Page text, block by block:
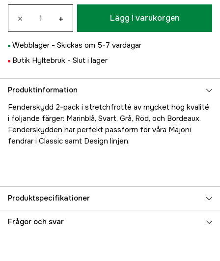
× + Lägg i varukorgen
Webblager - Skickas om 5-7 vardagar
Butik Hyltebruk - Slut i lager
Produktinformation
Fenderskydd 2-pack i stretchfrotté av mycket hög kvalité
i följande färger: Marinblå, Svart, Grå, Röd, och Bordeaux.
Fenderskydden har perfekt passform för våra Majoni
fendrar i Classic samt Design linjen.
Produktspecifikationer
Referensnummer 5000018267
Frågor och svar